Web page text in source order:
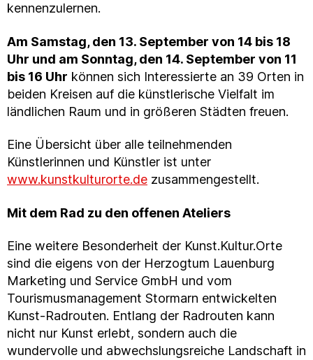
kennenzulernen.
Am Samstag, den 13. September von 14 bis 18
Uhr und am Sonntag, den 14. September von 11
bis 16 Uhr können sich Interessierte an 39 Orten in
beiden Kreisen auf die künstlerische Vielfalt im
ländlichen Raum und in größeren Städten freuen.
Eine Übersicht über alle teilnehmenden
Künstlerinnen und Künstler ist unter
www.kunstkulturorte.de zusammengestellt.
Mit dem Rad zu den offenen Ateliers
Eine weitere Besonderheit der Kunst.Kultur.Orte
sind die eigens von der Herzogtum Lauenburg
Marketing und Service GmbH und vom
Tourismusmanagement Stormarn entwickelten
Kunst-Radrouten. Entlang der Radrouten kann
nicht nur Kunst erlebt, sondern auch die
wundervolle und abwechslungsreiche Landschaft in